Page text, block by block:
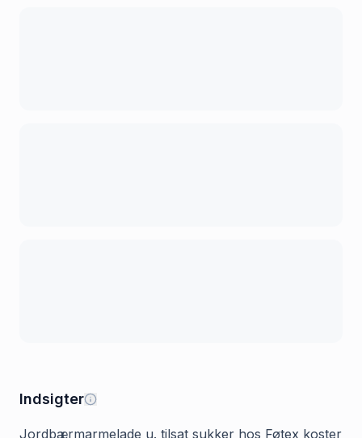
Indsigter
Jordbærmarmelade u. tilsat sukker hos Føtex koster